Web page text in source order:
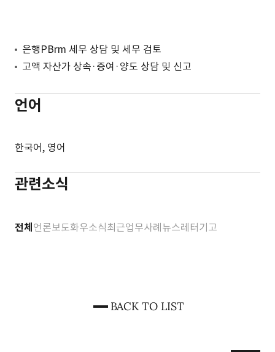
은행PBrm 세무 상담 및 세무 검토
고액 자산가 상속·증여·양도 상담 및 신고
언어
한국어, 영어
관련소식
전체 언론보도화우소식최근업무사례 뉴스레터 기고
BACK TO LIST